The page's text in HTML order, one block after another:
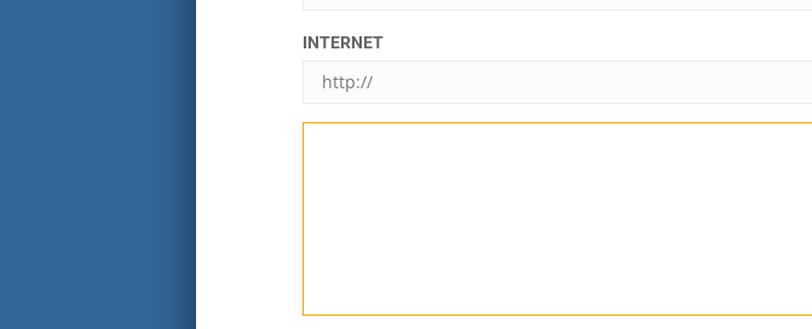
INTERNET